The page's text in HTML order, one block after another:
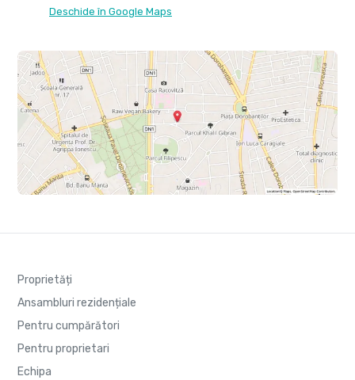
Deschide în Google Maps
Proprietăți
Ansambluri rezidențiale
Pentru cumpărători
Pentru proprietari
Echipa